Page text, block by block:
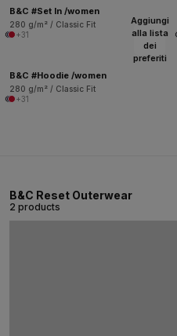
B&C #Set In /women
280 g/m² / Classic Fit
+31
Aggiungi
alla lista
dei
preferiti
B&C #Hoodie /women
280 g/m² / Classic Fit
+31
B&C Reset Outerwear
2 products